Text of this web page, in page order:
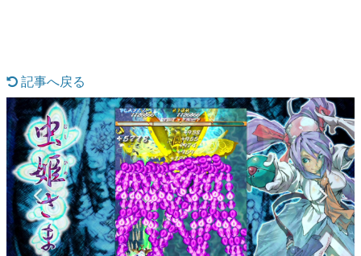
イニーP氏が徹底調査。
カテゴリ
特集記事
マンガ
女性向け
12 / 22